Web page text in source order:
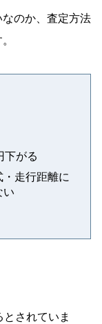
のか、査定方法
下がる
走行距離に
い
されていま